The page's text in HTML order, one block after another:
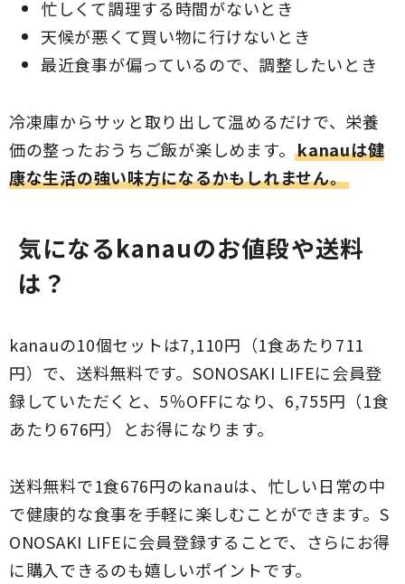
忙しくて調理する時間がないとき
天候が悪くて買い物に行けないとき
最近食事が偏っているので、調整したいとき
冷凍庫からサッと取り出して温めるだけで、栄養
価の整ったおうちご飯が楽しめます。kanauは健
康な生活の強い味方になるかもしれません。
気になるkanauのお値段や送料
は？
kanauの10個セットは7,110円（1食あたり711
円）で、送料無料です。SONOSAKI LIFEに会員登
録していただくと、5％OFFになり、6,755円（1食
あたり676円）とお得になります。
送料無料で1食676円のkanauは、忙しい日常の中
で健康的な食事を手軽に楽しむことができます。S
ONOSAKI LIFEに会員登録することで、さらにお得
に購入できるのも嬉しいポイントです。